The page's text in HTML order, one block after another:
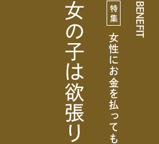
グってね…
BENEFIT
女の子は欲張り？